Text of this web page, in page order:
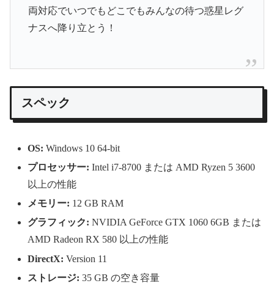
両対応でいつでもどこでもみんなの待つ惑星レグ
ナスへ降り立とう！
スペック
OS: Windows 10 64-bit
プロセッサー: Intel i7-8700 または AMD Ryzen 5 3600
以上の性能
メモリー: 12 GB RAM
グラフィック: NVIDIA GeForce GTX 1060 6GB または
AMD Radeon RX 580 以上の性能
DirectX: Version 11
ストレージ: 35 GB の空き容量